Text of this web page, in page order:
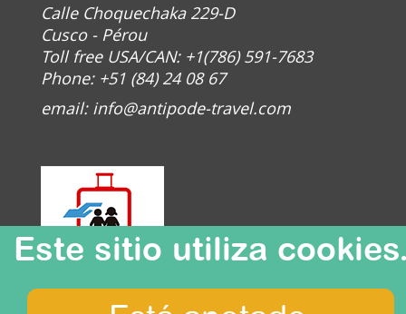
Calle Choquechaka 229-D
Cusco - Pérou
Toll free USA/CAN: +1(786) 591-7683
Phone: +51 (84) 24 08 67
email: info@antipode-travel.com
Este sitio utiliza